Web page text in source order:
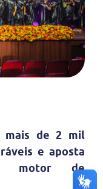
mais de 2 mil
e aposta
motor de